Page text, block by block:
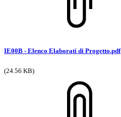
IE00B - Elenco Elaborati di Progetto.pdf
(24.56 KB)